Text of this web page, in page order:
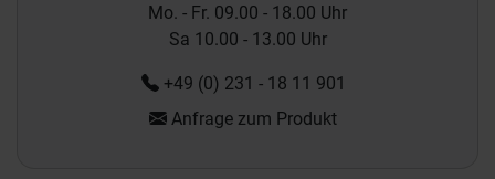
Mo. - Fr. 09.00 - 18.00 Uhr
Sa 10.00 - 13.00 Uhr
+49 (0) 231 - 18 11 901
Anfrage zum Produkt